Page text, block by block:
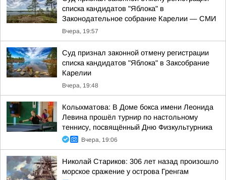
списка кандидатов "Яблока" в
Законодательное собрание Карелии — СМИ
Вчера, 19:57
Суд признал законной отмену регистрации
списка кандидатов "Яблока" в Заксобрание
Карелии
Вчера, 19:48
Колыхматова: В Доме бокса имени Леонида
Левина прошёл турнир по настольному
теннису, посвящённый Дню Физкультурника
Вчера, 19:06
Николай Стариков: 306 лет назад произошло
морское сражение у острова Гренгам